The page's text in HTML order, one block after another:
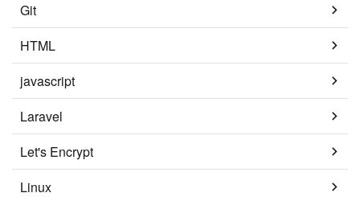
Git
HTML
javascript
Laravel
Let's Encrypt
Linux